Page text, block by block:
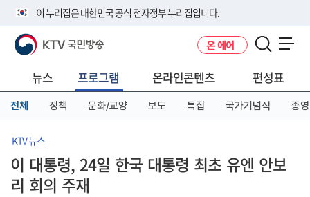
이 누리집은 대한민국 공식 전자정부 누리집입니다.
공식 누리집 주소 확인하기
니다.
이밖에 or.kr 또는 .kr등 다른 도메인 주소를 사용하고 있다면 아래 URL에
서 도메인 주소를 확인해 보세요
KTV 국민방송 온 에어
뉴스 프로그램 온라인콘텐츠 편성표
전체 정책 문화/교양 보도 특집 국가기념식 종영
KTV 뉴스
이 대통령, 24일 한국 대통령 최초 유엔 안보
리 회의 주재